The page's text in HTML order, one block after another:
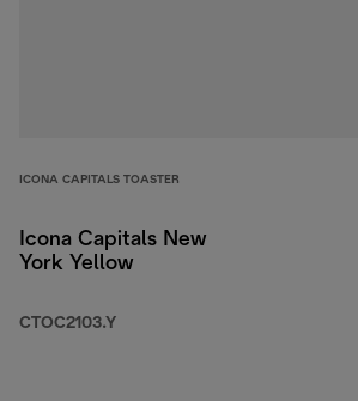
ICONA CAPITALS TOASTER
Icona Capitals New
York Yellow
CTOC2103.Y